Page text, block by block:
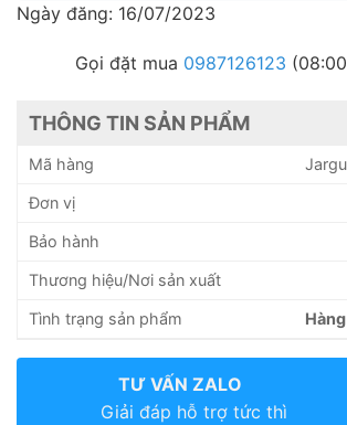
Ngày đăng: 16/07/2023
Gọi đặt mua 0987126123
THÔNG TIN SẢN PHẨM
Mã hàng
Đơn vị
Bảo hành
Thương hiệu/Nơi sản xuất
Tình trạng sản phẩm
TƯ VẤN ZALO
Giải đáp hỗ trợ tức thì